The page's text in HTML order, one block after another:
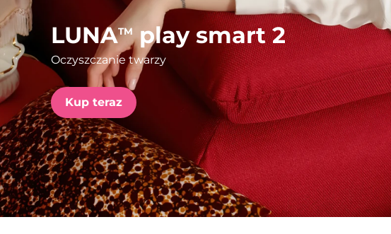
LUNATMplay smart 2
Oczyszczanie twarzy
Kup teraz
FAQ™ Pure Beauty-Tech Elixir
issa™ Teeth Whitening Set
FAQ™ Dual LED Panel
POPULARNY